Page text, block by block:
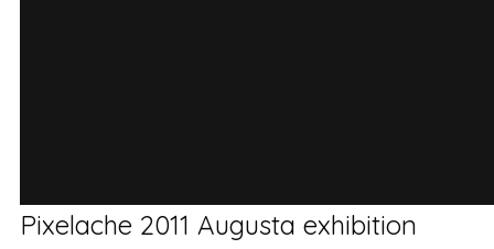
Pixelache 2011 Augusta exhibition